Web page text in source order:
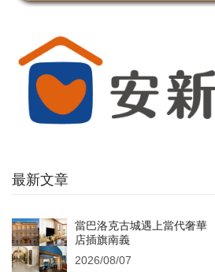
最新文章
當巴洛克古城遇上當代奢華
店插旗南義
2026/08/07